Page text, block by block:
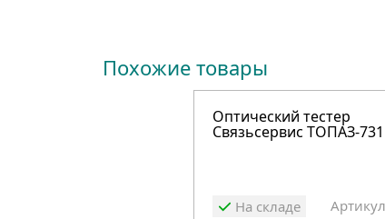
Похожие товары
Оптический тестер
Связьсервис ТОПАЗ-
На складе